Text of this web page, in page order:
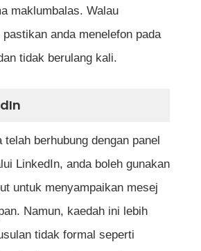
maklumbalas. Walau
pastikan anda menelefon pada
tidak berulang kali.
telah berhubung dengan panel
LinkedIn, anda boleh gunakan
untuk menyampaikan mesej
Namun, kaedah ini lebih
tidak formal seperti